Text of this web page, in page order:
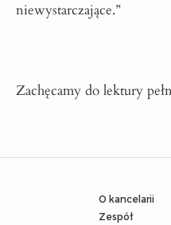
niewystarczające.”
Zachęcamy do lektury
O kancelarii
Zespół